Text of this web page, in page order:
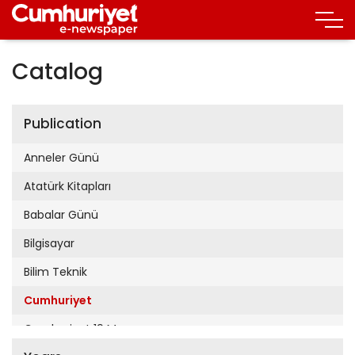
Catalog
Publication
Anneler Günü
Atatürk Kitapları
Babalar Günü
Bilgisayar
Bilim Teknik
Cumhuriyet
Cumhuriyet 19 Mayıs